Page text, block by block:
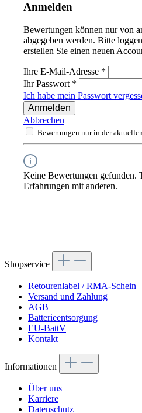
Anmelden
Bewertungen können nur von
abgegeben werden. Bitte
erstellen Sie einen neuen
Ihre E-Mail-Adresse *
Ihr Passwort *
Ich habe mein Passwort
Anmelden
Abbrechen
Bewertungen nur in der
Keine Bewertungen gefunden.
Erfahrungen mit anderen.
Shopservice
Retourenlabel / RMA-Schein
Versand und Zahlung
AGB
Batterieentsorgung
EU-BattV
Kontakt
Informationen
Über uns
Karriere
Datenschutz